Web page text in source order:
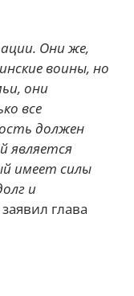
Они же,
воины, но
они
все
должен
является
имеет силы
и
глава